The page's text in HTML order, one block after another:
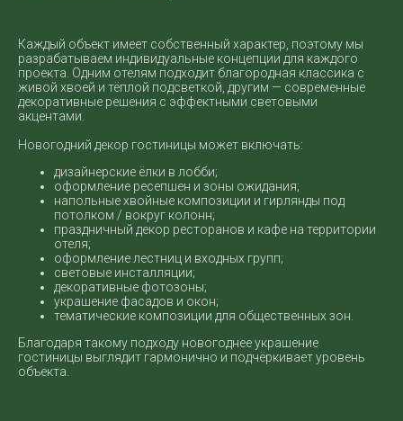
Каждый объект имеет собственный характер, поэтому мы
разрабатываем индивидуальные концепции для каждого
проекта. Одним отелям подходит благородная классика с
живой хвоей и тёплой подсветкой, другим — современные
декоративные решения с эффектными световыми
акцентами.
Новогодний декор гостиницы может включать:
дизайнерские ёлки в лобби;
оформление ресепшен и зоны ожидания;
напольные хвойные композиции и гирлянды под
потолком / вокруг колонн;
праздничный декор ресторанов и кафе на территории
отеля;
оформление лестниц и входных групп;
световые инсталляции;
декоративные фотозоны;
украшение фасадов и окон;
тематические композиции для общественных зон.
Благодаря такому подходу новогоднее украшение
гостиницы выглядит гармонично и подчёркивает уровень
объекта.